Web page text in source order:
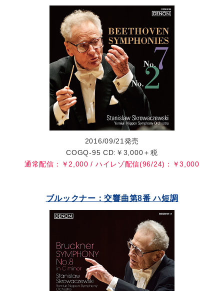
2016/09/21発売
COGQ-95 CD:￥3,000＋税
通常配信：￥2,000 / ハイレゾ配信(96/24)：￥3,000
ブルックナー：交響曲第8番 ハ短調